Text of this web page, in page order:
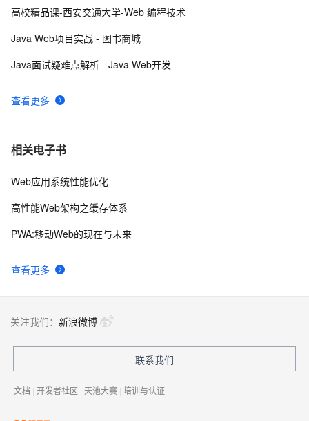
10RDIFramework.NET开发实例━表约束条件权限的使
查看更多
高校精品课-西安交通大学-Web 编程技术
Java Web项目实战 - 图书商城
Java面试疑难点解析 - Java Web开发
相关电子书
查看更多
Web应用系统性能优化
高性能Web架构之缓存体系
PWA:移动Web的现在与未来
关注我们： 新浪微博
联系我们
文档 | 开发者社区 | 天池大赛 | 培训与认证